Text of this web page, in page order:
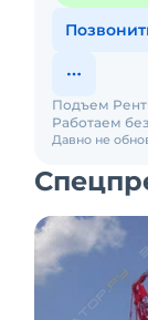
Давно не
Подъем Рент
Работаем